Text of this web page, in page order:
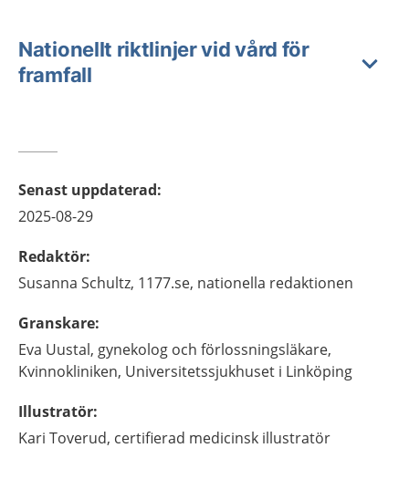
Nationellt riktlinjer vid vård för
framfall
Senast uppdaterad:
2025-08-29
Redaktör:
Susanna Schultz, 1177.se, nationella redaktionen
Granskare:
Eva Uustal, gynekolog och förlossningsläkare,
Kvinnokliniken, Universitetssjukhuset i Linköping
Illustratör:
Kari Toverud, certifierad medicinsk illustratör